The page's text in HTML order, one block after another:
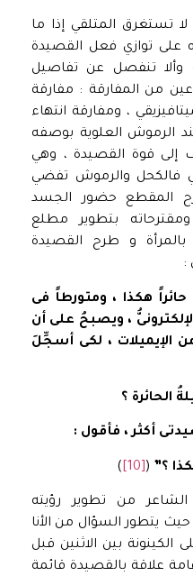
تستغرق المتلقي إذا ما
على توازي فعل القصيدة
وألا تنفصل عن تفاصيل
من المفارقة : مفارقة
، ومفارقة انتهاء
الرموش العلوية بوصفه
إلى قوة القصيدة ، وهي
فالكحل والرموش تفضي
المقطع حضور الجسد
بتطوير مطلع
و طرح القصيدة
:
هكذا ، ومتورطاً فى
، ويصبحُ على أن
الإيميلات ، لكى أسجِّلَ
الحائرة ؟
أكثر ، فأقول :
؟” (
[10]
)
من تطوير رؤيته
يتطور السؤال من الأنا
الكينونة بين الاثنين قبل
علاقة بالقصيدة قائمة